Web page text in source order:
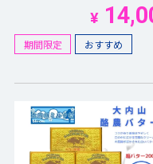
¥
期間限定 おすすめ